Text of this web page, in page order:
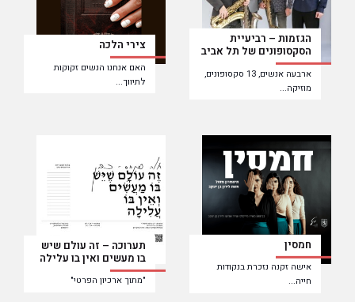
הגזמות – רביעיית
הסקסופונים של תל אביב
ארבעה אנשים, 13 סקסופונים,
מוזיקה...
צירי הלכה
האם אנחנו הנשים זקוקות
לתיווך...
חמסין
אישה זקנה נזכרת בנקודות
חייה...
תערוכה – זה עולם שיש
בו מעשים ואין בו עלילה
"מתוך ארכיון הפרטי"